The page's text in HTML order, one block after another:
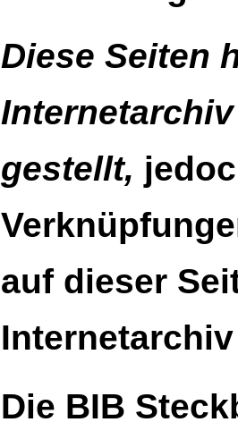
Diese Seiten
gestellt,
auf dieser
Die BIB